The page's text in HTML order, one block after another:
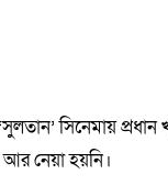
সিনেমায়
আর নেয়া হয়নি।